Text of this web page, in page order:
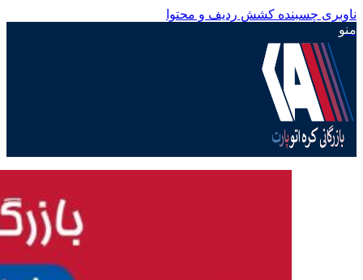
ناوبری چسبنده کشش ردیف و محتوا
منو